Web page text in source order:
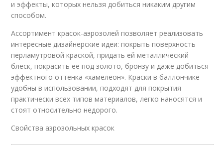
и эффекты, которых нельзя добиться никаким другим
способом.
Ассортимент красок-аэрозолей позволяет реализовать
интересные дизайнерские идеи: покрыть поверхность
перламутровой краской, придать ей металлический
блеск, покрасить ее под золото, бронзу и даже добиться
эффектного оттенка «хамелеон». Краски в баллончике
удобны в использовании, подходят для покрытия
практически всех типов материалов, легко наносятся и
стоят относительно недорого.
Свойства аэрозольных красок